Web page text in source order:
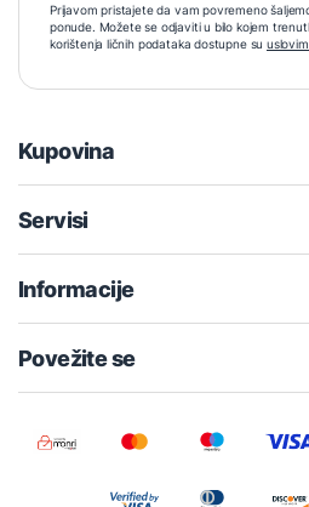
Prijavom pristajete da vam povremeno
ponude. Možete se odjaviti u bilo kojem
korištenja ličnih podataka dostupne su
Kupovina
Servisi
Informacije
Povežite se